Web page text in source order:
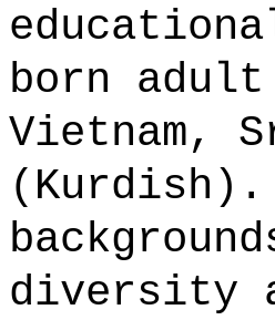
born
Vietnam,
(Kurdish).
diversity